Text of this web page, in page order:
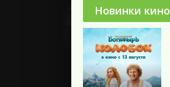
Новинки кино